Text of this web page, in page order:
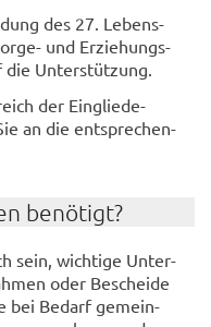
des 27. Le­bens­
und Er­zie­hungs­
die Un­ter­stüt­zung.
der Ein­glie­de­
an die ent­spre­chen­
be­nö­tigt?
sein, wich­ti­ge Un­ter­
oder Be­schei­de
bei Be­darf ge­mein­